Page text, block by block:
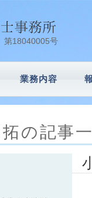
18040005号
業務内容
の記事